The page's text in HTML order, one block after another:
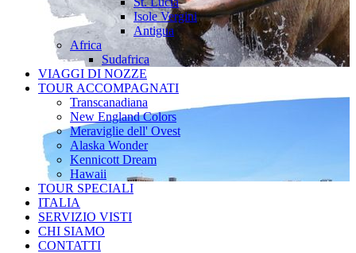
Isole Vergini
Antigua
Africa
Sudafrica
VIAGGI DI NOZZE
TOUR ACCOMPAGNATI
Transcanadiana
New England Colors
Meraviglie dell' Ovest
Alaska Wonder
Kennicott Dream
Hawaii
TOUR SPECIALI
ITALIA
SERVIZIO VISTI
CHI SIAMO
CONTATTI